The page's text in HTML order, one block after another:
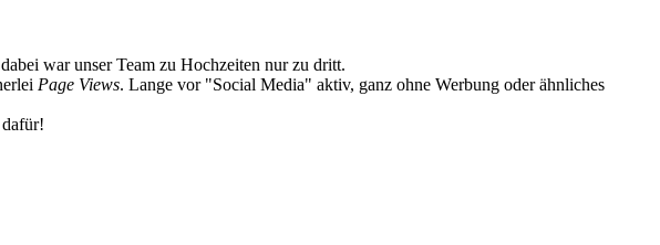
war unser Team zu Hochzeiten nur zu dritt.
Page Views. Lange vor "Social Media" aktiv, ganz ohne Werbung oder ähnliches